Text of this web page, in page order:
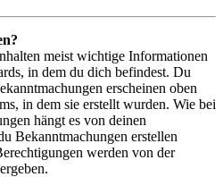
meist wichtige Informationen
in dem du dich befindest. Du
erscheinen oben
in dem sie erstellt wurden. Wie bei
hängt es von deinen
Bekanntmachungen erstellen
werden von der